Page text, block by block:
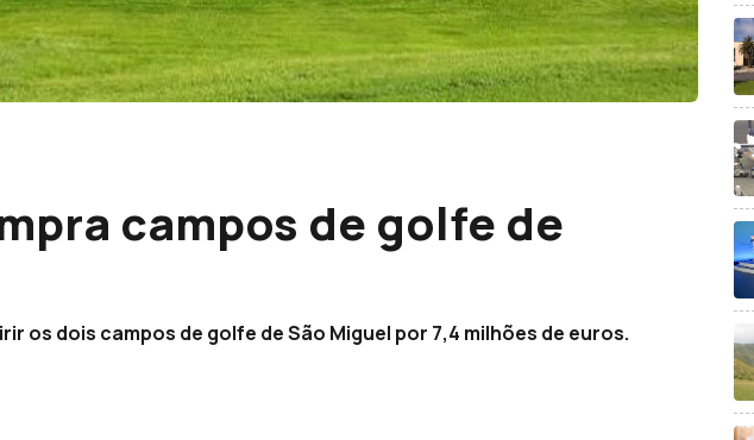
campos de golfe de
os dois campos de golfe de São Miguel por 7,4 milhões de euros.